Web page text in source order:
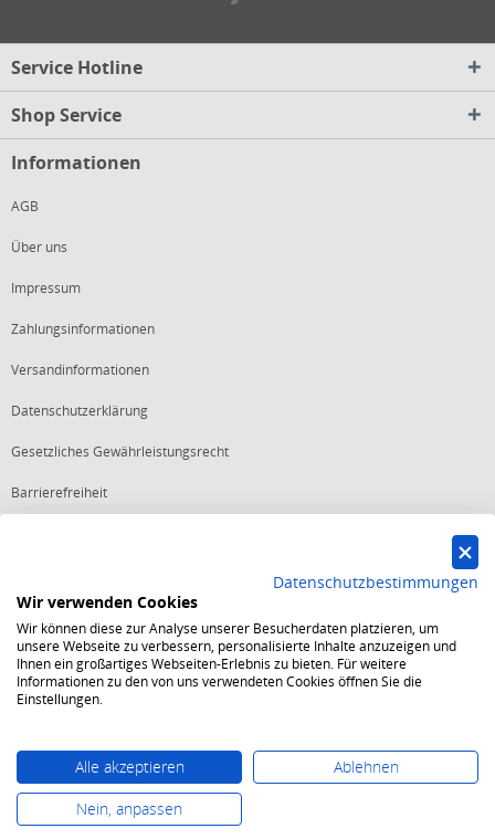
Service Hotline
Shop Service
Informationen
AGB
Über uns
Impressum
Zahlungsinformationen
Versandinformationen
Datenschutzerklärung
Gesetzliches Gewährleistungsrecht
Barrierefreiheit
Starker Service
Shops mit dem Excellent Shop Award stehen seit mehr als 5,
10, 15 oder 20 Jahren für ein sicheres und angenehmes
Einkaufserlebnis.
Echte Verlässlichkeit
Jede Bestellung ist durch den Trusted Shops Käuferschutz
abgesichert und es gelten strenge Kriterien zum Schutz
persönlicher Daten.
Datenschutzbestimmungen
Wir verwenden Cookies
Wir können diese zur Analyse unserer Besucherdaten platzieren, um
unsere Webseite zu verbessern, personalisierte Inhalte anzuzeigen und
Ihnen ein großartiges Webseiten-Erlebnis zu bieten. Für weitere
Informationen zu den von uns verwendeten Cookies öffnen Sie die
Einstellungen.
Alle akzeptieren
Ablehnen
Nein, anpassen